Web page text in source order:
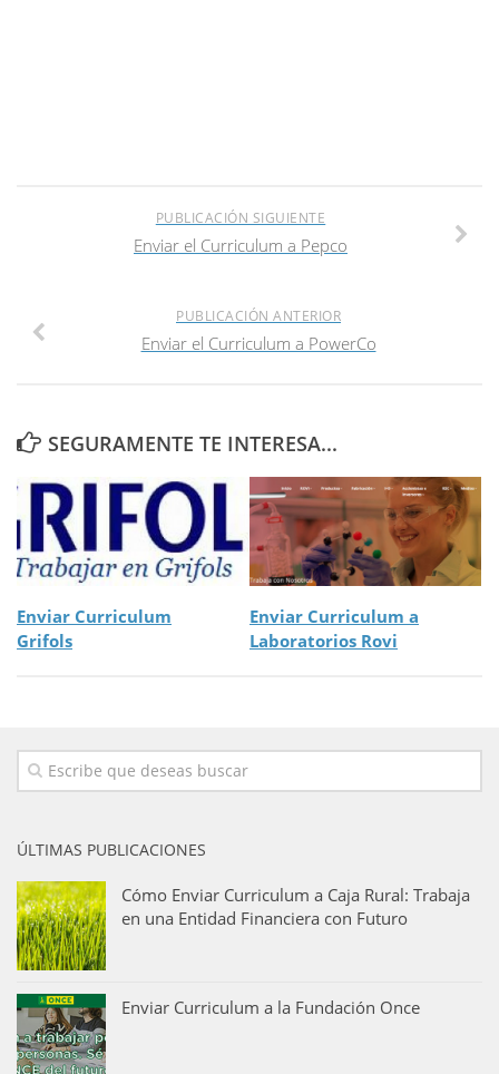
PUBLICACIÓN SIGUIENTE
Enviar el Curriculum a Pepco
PUBLICACIÓN ANTERIOR
Enviar el Curriculum a PowerCo
SEGURAMENTE TE INTERESA...
Enviar Curriculum
Grifols
Enviar Curriculum a
Laboratorios Rovi
ÚLTIMAS PUBLICACIONES
Cómo Enviar Curriculum a Caja Rural: Trabaja
en una Entidad Financiera con Futuro
Enviar Curriculum a la Fundación Once